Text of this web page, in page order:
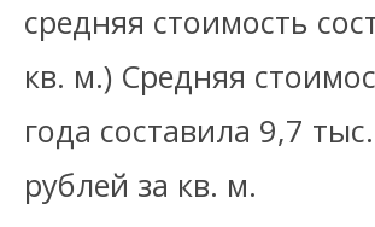
средняя стоимость
кв. м.) Средняя
года составила 9,7
рублей за кв. м.